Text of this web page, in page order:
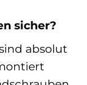
sicher?
absolut